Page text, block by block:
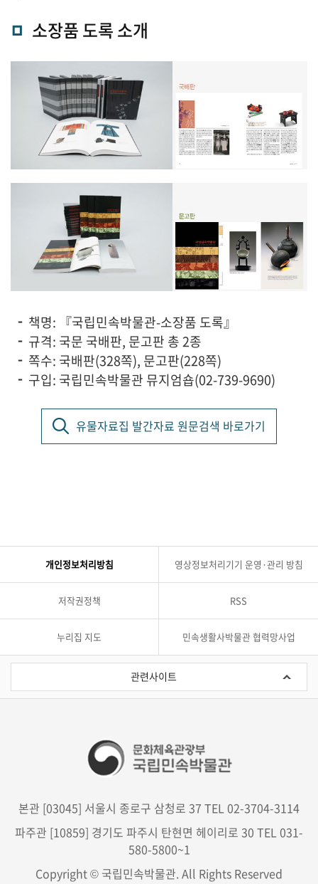
소장품 도록 소개
책명: 『국립민속박물관-소장품 도록』
규격: 국문 국배판, 문고판 총 2종
쪽수: 국배판(328쪽), 문고판(228쪽)
구입: 국립민속박물관 뮤지엄숍(02-739-9690)
유물자료집 발간자료 원문검색 바로가기
개인정보처리방침 영상정보처리기기 운영·관리 방침
저작권정책 RSS
누리집 지도 민속생활사박물관 협력망사업
관
이
관련사이트
본관 [03045] 서울시 종로구 삼청로 37 TEL 02-3704-3114
파주관 [10859] 경기도 파주시 탄현면 헤이리로 30 TEL 031-
580-5800~1
Copyright © 국립민속박물관. All Rights Reserved